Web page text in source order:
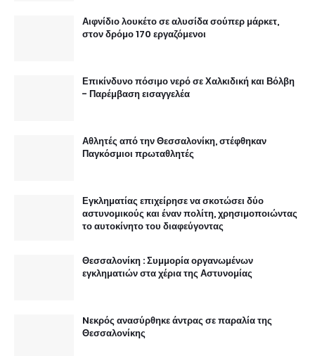
Αιφνίδιο λουκέτο σε αλυσίδα σούπερ μάρκετ,
στον δρόμο 170 εργαζόμενοι
Επικίνδυνο πόσιμο νερό σε Χαλκιδική και Βόλβη
- Παρέμβαση εισαγγελέα
Αθλητές από την Θεσσαλονίκη, στέφθηκαν
Παγκόσμιοι πρωταθλητές
Εγκληματίας επιχείρησε να σκοτώσει δύο
αστυνομικούς και έναν πολίτη, χρησιμοποιώντας
το αυτοκίνητο του διαφεύγοντας
Θεσσαλονίκη : Συμμορία οργανωμένων
εγκληματιών στα χέρια της Αστυνομίας
Nεκρός ανασύρθηκε άντρας σε παραλία της
Θεσσαλονίκης